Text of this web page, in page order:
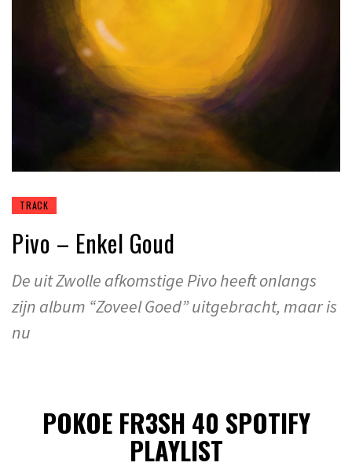
TRACK
Pivo – Enkel Goud
De uit Zwolle afkomstige Pivo heeft onlangs
zijn album “Zoveel Goed” uitgebracht, maar is
nu
POKOE FR3SH 40 SPOTIFY
PLAYLIST